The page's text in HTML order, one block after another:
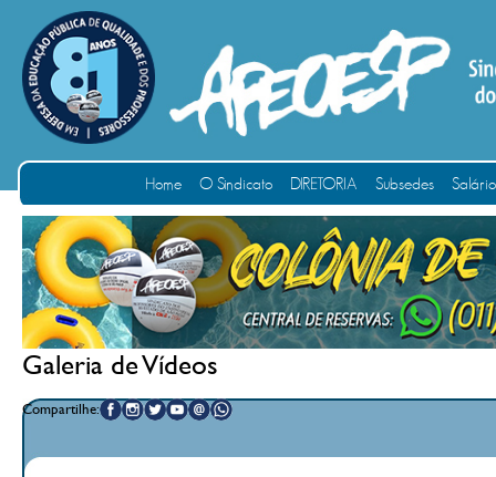
Home O Sindicato DIRETORIA Subsedes
Galeria de Vídeos
Compartilhe: